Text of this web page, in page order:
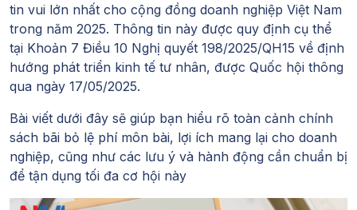
tin vui lớn nhất cho cộng đồng doanh nghiệp Việt Nam
trong năm 2025. Thông tin này được quy định cụ thể
tại Khoản 7 Điều 10 Nghị quyết 198/2025/QH15 về định
hướng phát triển kinh tế tư nhân, được Quốc hội thông
qua ngày 17/05/2025.
Bài viết dưới đây sẽ giúp bạn hiểu rõ toàn cảnh chính
sách bãi bỏ lệ phí môn bài, lợi ích mang lại cho doanh
nghiệp, cũng như các lưu ý và hành động cần chuẩn bị
để tận dụng tối đa cơ hội này